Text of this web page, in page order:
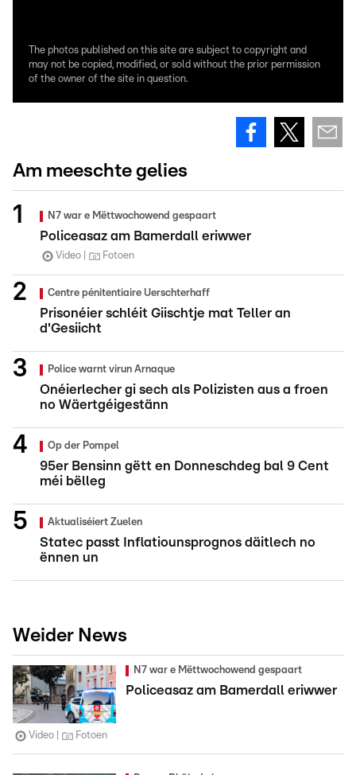
The photos published on this site are subject to copyright and
may not be copied, modified, or sold without the prior permission
of the owner of the site in question.
Am meeschte gelies
N7 war e Mëttwochowend gespaart
Policeasaz am Bamerdall eriwwer
Video Fotoen
Centre pénitentiaire Uerschterhaff
Prisonéier schléit Giischtje mat Teller an
d'Gesiicht
Police warnt virun Arnaque
Onéierlecher gi sech als Polizisten aus a froen
no Wäertgéigestänn
Op der Pompel
95er Bensinn gëtt en Donneschdeg bal 9 Cent
méi bëlleg
Aktualiséiert Zuelen
Statec passt Inflatiounsprognos däitlech no
ënnen un
Weider News
N7 war e Mëttwochowend gespaart
Policeasaz am Bamerdall eriwwer
Video Fotoen